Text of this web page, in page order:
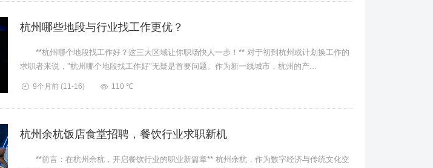
杭州哪些地段与行业找工作更优？
**杭州哪个地段找工作好？这三大区域让你职场快人一步！** 对于初到杭州或计划换工作的
求职者来说，"杭州哪个地段找工作好"无疑是首要问题。作为新一线城市，杭州的产...
9个月前 (11-16) 110 ℃
杭州余杭饭店食堂招聘，餐饮行业求职新机
**前言：在杭州余杭，开启餐饮行业的职业新篇章** 杭州余杭，作为数字经济与传统文化交